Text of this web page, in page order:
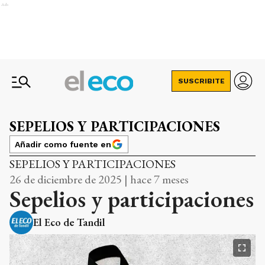
Ads
SUSCRIBITE
SEPELIOS Y PARTICIPACIONES
Añadir como fuente en
SEPELIOS Y PARTICIPACIONES
26 de diciembre de 2025 | hace 7 meses
Sepelios y participaciones
El Eco de Tandil